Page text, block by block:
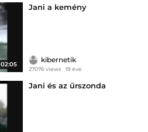
02:05
Jani a kemény
kibernetik
27076 views 19 éve
Jani és az űrszonda